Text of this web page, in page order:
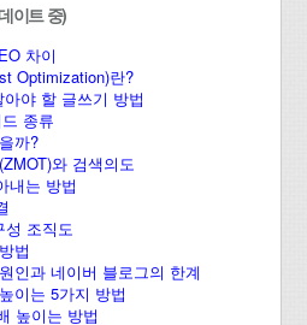
이트 중)
차이
Optimization)란?
야 할 글쓰기 방법
종류
까?
와 검색의도
내는 방법
조직도
법
인과 네이버 블로그의 한계
이는 5가지 방법
높이는 방법